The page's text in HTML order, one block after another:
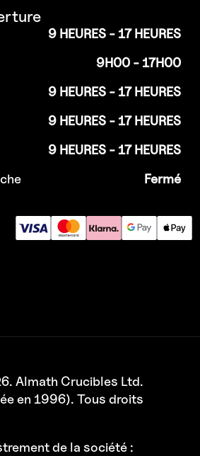
9 HEURES - 17 HEURES
9H00 - 17H00
9 HEURES - 17 HEURES
9 HEURES - 17 HEURES
9 HEURES - 17 HEURES
Fermé
Almath Crucibles Ltd.
en 1996). Tous droits
de la société :